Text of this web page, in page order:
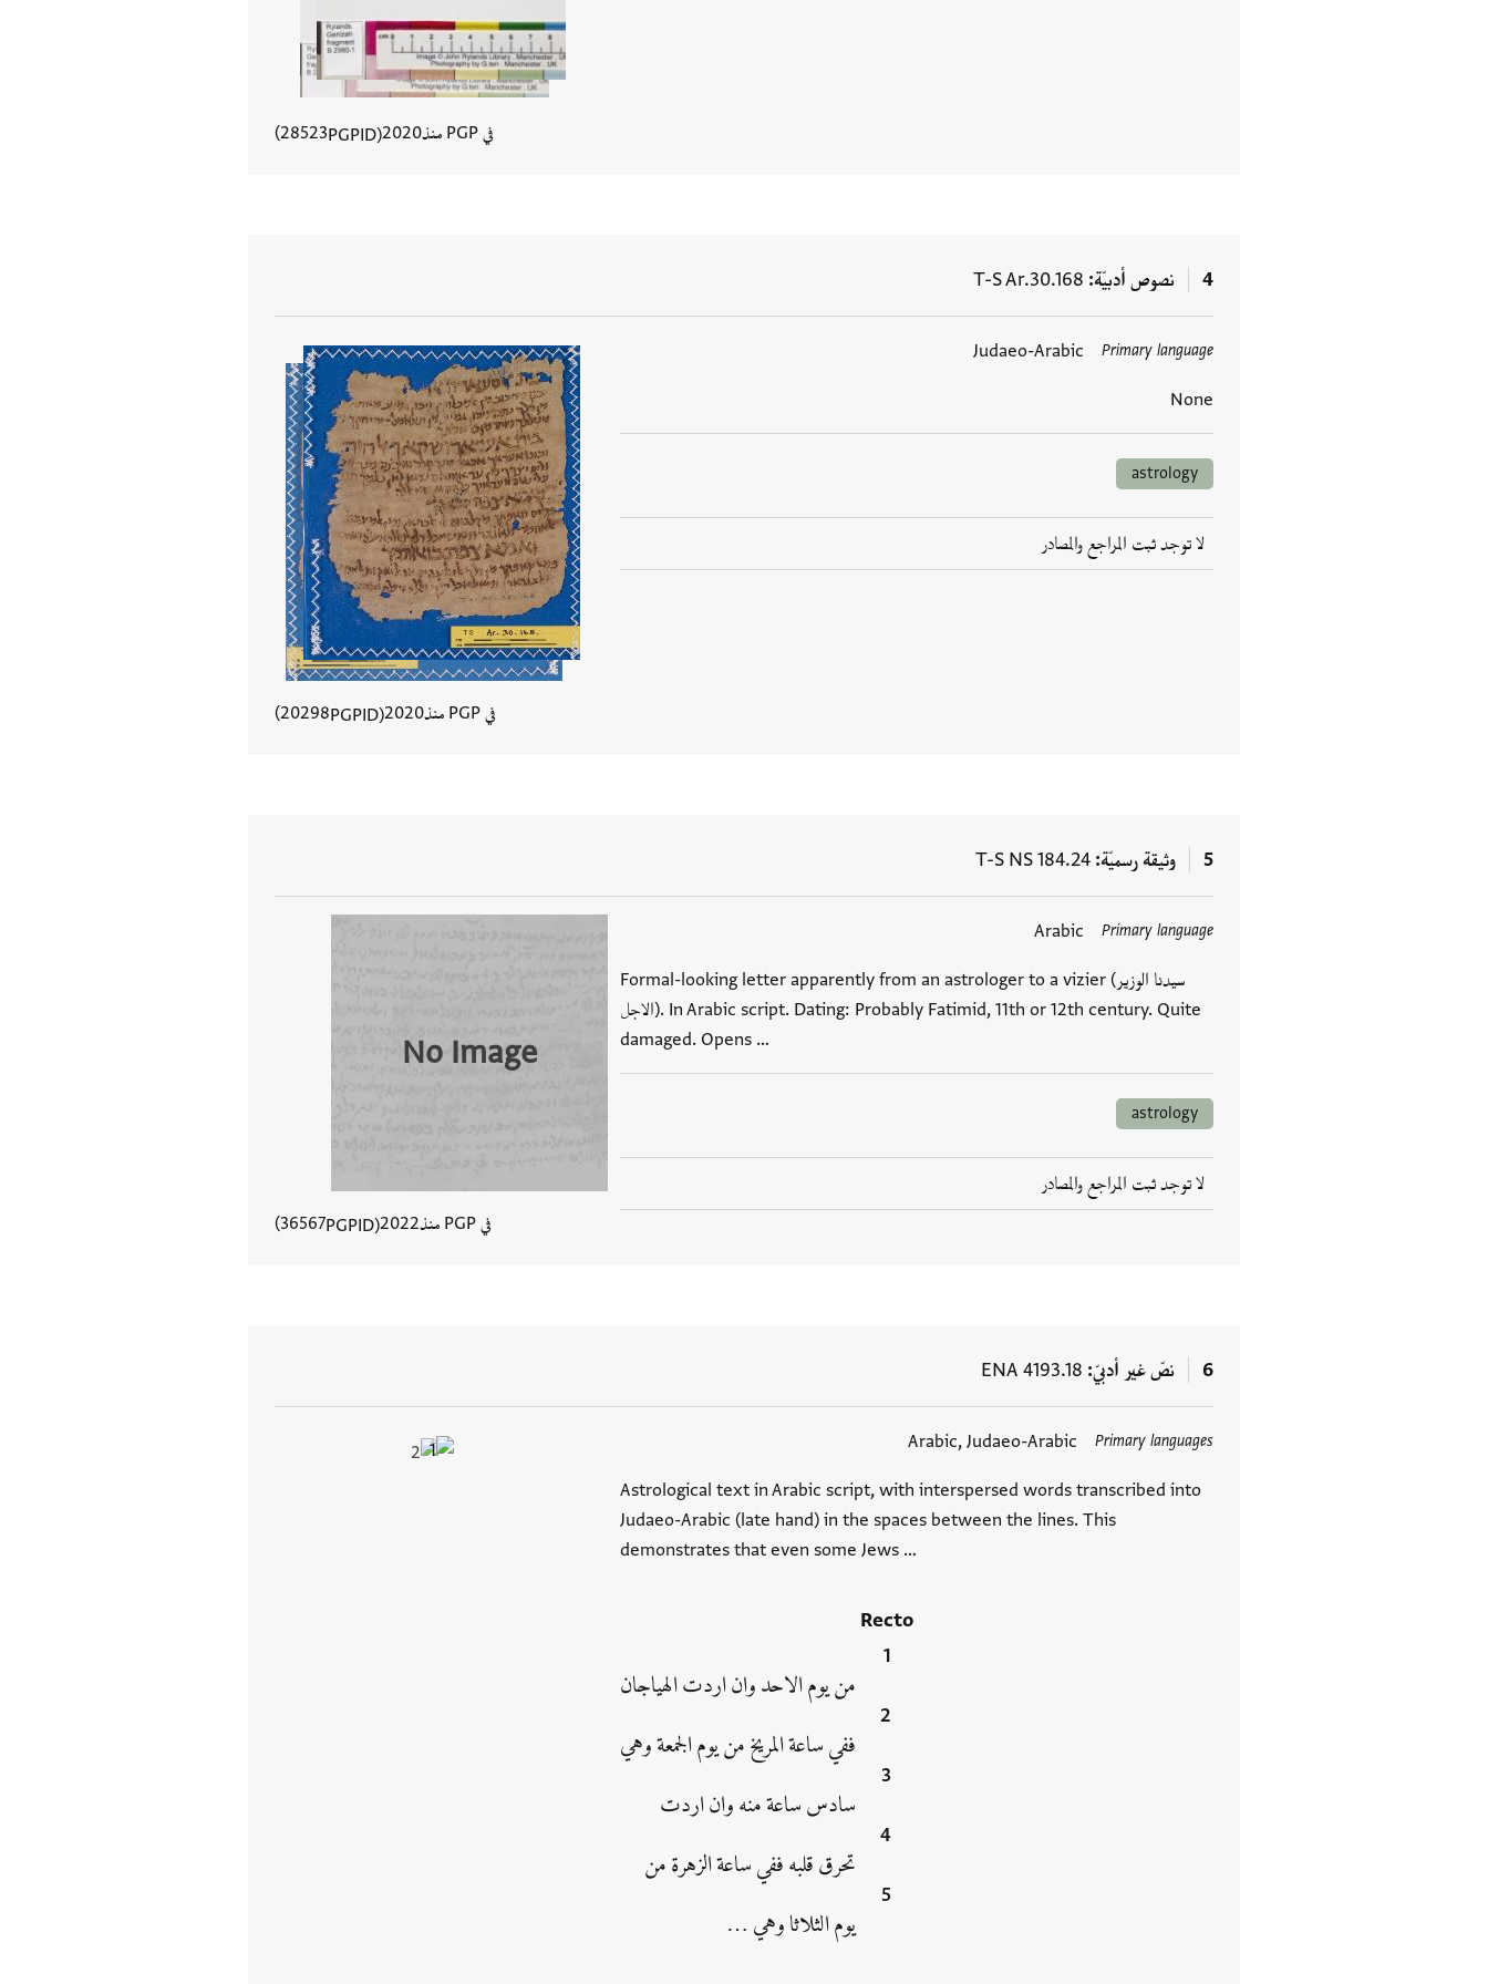
في PGP منذ 2020
PGPID
28523
4 نصوص أدبيّة T-S Ar.30.168
Primary language
Judaeo-Arabic
None
العلامات
astrology
لا توجد ثبت المراجع والمصادر
في PGP منذ 2020
PGPID
20298
5 وثيقة رسميّة T-S NS 184.24
Primary language
Arabic
Formal-looking letter apparently from an astrologer to a vizier (سيدنا الوزير
الاجل). In Arabic script. Dating: Probably Fatimid, 11th or 12th century. Quite
damaged. Opens …
العلامات
astrology
لا توجد ثبت المراجع والمصادر
No Image
في PGP منذ 2022
PGPID
36567
6 نصّ غير أدبيّ ENA 4193.18
Primary languages
Arabic, Judaeo-Arabic
Astrological text in Arabic script, with interspersed words transcribed into
Judaeo-Arabic (late hand) in the spaces between the lines. This
demonstrates that even some Jews …
Recto
من يوم الاحد وان اردت الهياجان
ففي ساعة المريخ من يوم الجمعة وهي
سادس ساعة منه وان اردت
تحرق قلبه ففي ساعة الزهرة من
يوم الثلاثا وهي …
العلامات